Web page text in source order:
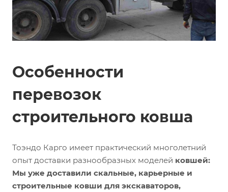
Особенности
перевозок
строительного ковша
Тоэндо Карго имеет практический многолетний
опыт доставки разнообразных моделей ковшей:
Мы уже доставили скальные, карьерные и
строительные ковши для экскаваторов,